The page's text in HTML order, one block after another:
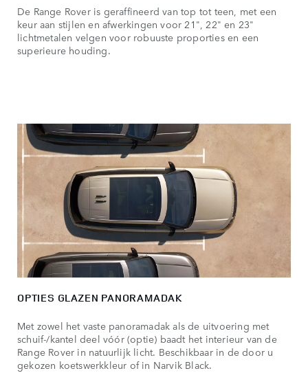
De Range Rover is geraffineerd van top tot teen, met een
keur aan stijlen en afwerkingen voor 21", 22" en 23"
lichtmetalen velgen voor robuuste proporties en een
superieure houding.
OPTIES GLAZEN PANORAMADAK
Met zowel het vaste panoramadak als de uitvoering met
schuif-/kantel deel vóór (optie) baadt het interieur van de
Range Rover in natuurlijk licht. Beschikbaar in de door u
gekozen koetswerkkleur of in Narvik Black.